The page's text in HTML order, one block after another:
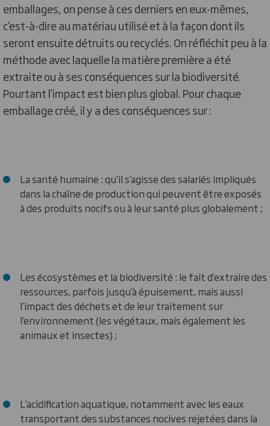
emballages, on pense à ces derniers en eux-mêmes,
c’est-à-dire au matériau utilisé et à la façon dont ils
seront ensuite détruits ou recyclés. On réfléchit peu à la
méthode avec laquelle la matière première a été
extraite ou à ses conséquences sur la biodiversité.
Pourtant l’impact est bien plus global. Pour chaque
emballage créé, il y a des conséquences sur :
La santé humaine : qu’il s’agisse des salariés impliqués
dans la chaîne de production qui peuvent être exposés
à des produits nocifs ou à leur santé plus globalement ;
Les écosystèmes et la biodiversité : le fait d’extraire des
ressources, parfois jusqu’à épuisement, mais aussi
l’impact des déchets et de leur traitement sur
l’environnement (les végétaux, mais également les
animaux et insectes) ;
L’acidification aquatique, notamment avec les eaux
transportant des substances nocives rejetées dans la